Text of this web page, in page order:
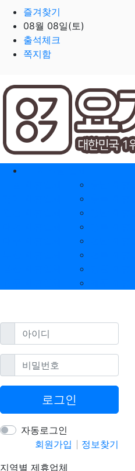
즐겨찾기
08월 08일(토)
출석체크
쪽지함
홈으로
아이디필수
비밀번호필수
로그인
자동로그인
회원가입
정보찾기
지역별 제휴업체